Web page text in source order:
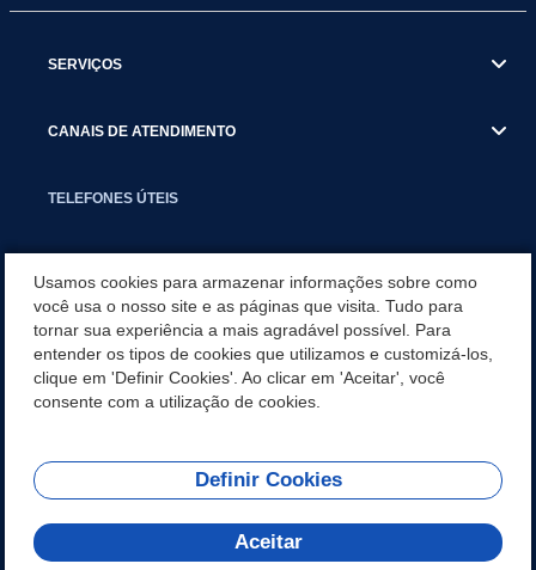
SERVIÇOS
CANAIS DE ATENDIMENTO
TELEFONES ÚTEIS
NOTÍCIAS
APLICATIVO
REDES SOCIAIS
Usamos cookies para armazenar informações sobre como
você usa o nosso site e as páginas que visita. Tudo para
tornar sua experiência a mais agradável possível. Para
entender os tipos de cookies que utilizamos e customizá-los,
clique em 'Definir Cookies'. Ao clicar em 'Aceitar', você
consente com a utilização de cookies.
Definir Cookies
Aceitar